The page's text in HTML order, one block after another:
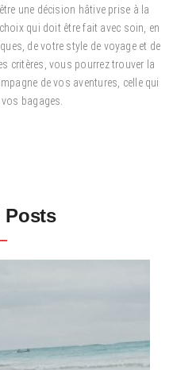
une décision hâtive prise à la
qui doit être fait avec soin, en
de votre style de voyage et de
critères, vous pourrez trouver la
de vos aventures, celle qui
bagages.
Posts